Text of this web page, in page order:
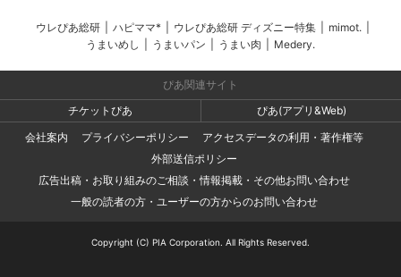
ウレぴあ総研 ハピママ* ウレぴあ総研 ディズニー特集 mimot.
うまいめし
うまいパン うまい肉 Medery.
ぴあ関連サイト
チケットぴあ
ぴあ(アプリ&Web)
会社案内
プライバシーポリシー
アクセスデータの利用・著作権等
外部送信ポリシー
広告出稿・お取り組みのご相談・情報掲載・その他お問い合わせ
一般の読者の方・ユーザーの方からのお問い合わせ
Copyright (C) PIA Corporation. All Rights Reserved.